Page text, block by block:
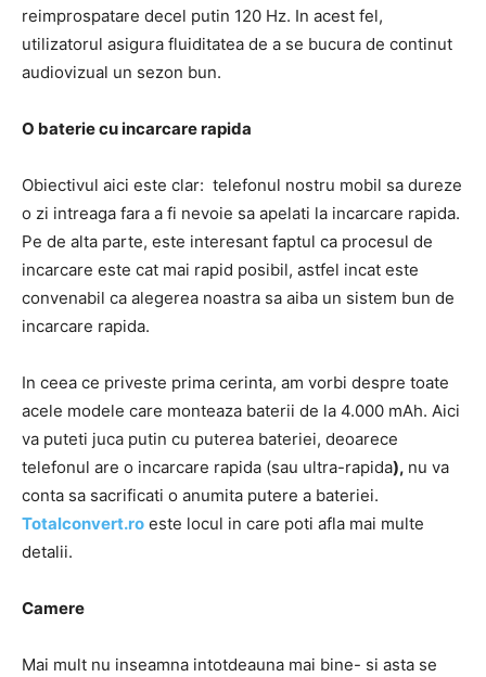
reimprospatare decel putin 120 Hz. In acest fel,
utilizatorul asigura fluiditatea de a se bucura de continut
audiovizual un sezon bun.
O baterie cu incarcare rapida
Obiectivul aici este clar: telefonul nostru mobil sa dureze
o zi intreaga fara a fi nevoie sa apelati la incarcare rapida.
Pe de alta parte, este interesant faptul ca procesul de
incarcare este cat mai rapid posibil, astfel incat este
convenabil ca alegerea noastra sa aiba un sistem bun de
incarcare rapida.
In ceea ce priveste prima cerinta, am vorbi despre toate
acele modele care monteaza baterii de la 4.000 mAh. Aici
va puteti juca putin cu puterea bateriei, deoarece
telefonul are o incarcare rapida (sau ultra-rapida), nu va
conta sa sacrificati o anumita putere a bateriei.
Totalconvert.ro este locul in care poti afla mai multe
detalii.
Camere
Mai mult nu inseamna intotdeauna mai bine- si asta se